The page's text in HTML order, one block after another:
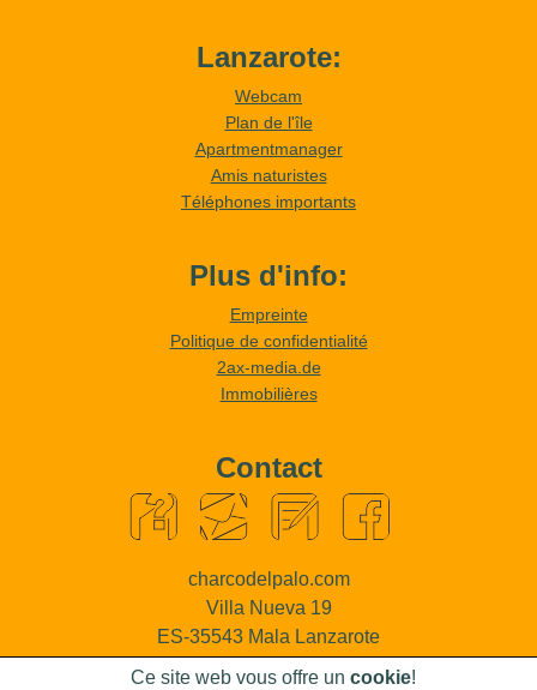
Ce site web vous offre un cookie!
Lanzarote:
Webcam
Plan de l'île
Apartmentmanager
Amis naturistes
Téléphones importants
Plus d'info:
Empreinte
Politique de confidentialité
2ax-media.de
Immobilières
Contact
charcodelpalo.com
Villa Nueva 19
ES-35543 Mala Lanzarote